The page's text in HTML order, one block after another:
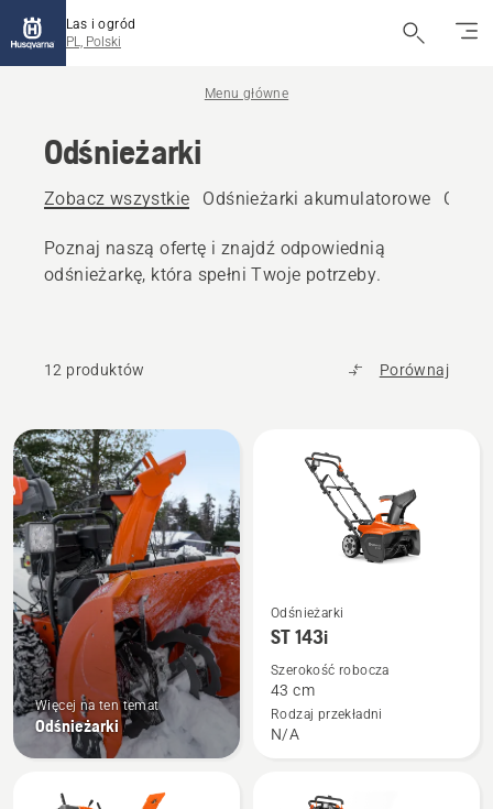
Las i ogród
PL, Polski
Menu główne
Odśnieżarki
Zobacz wszystkie Odśnieżarki akumulatorowe
Poznaj naszą ofertę i znajdź odpowiednią
odśnieżarkę, która spełni Twoje potrzeby.
12 produktów Porównaj
Wszystkie
produkty
Więcej na ten temat
Odśnieżarki
Zobacz
więcej
szczegółów
ST 143i
Odśnieżarki
ST 143i
Szerokość robocza
43 cm
Rodzaj przekładni
N/A